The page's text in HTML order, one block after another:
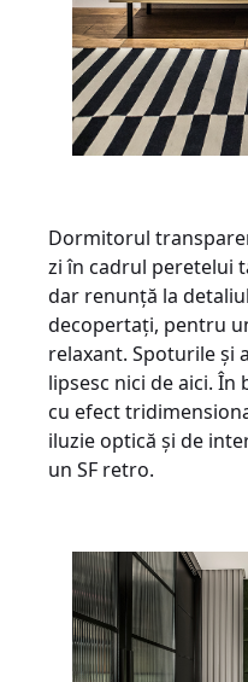
Dormitorul
zi în cadrul peretelui
dar renunță la
decopertați, pentru
relaxant. Spoturile și
lipsesc nici de aici. În
cu efect
iluzie optică și de
un SF retro.